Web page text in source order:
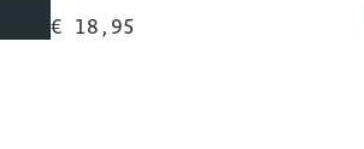
€ 18,95